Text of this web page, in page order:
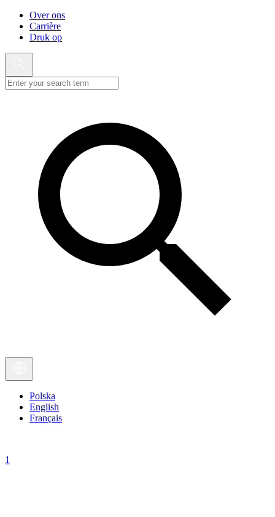
Over ons
Carrière
Druk op
Polska
English
Français
1